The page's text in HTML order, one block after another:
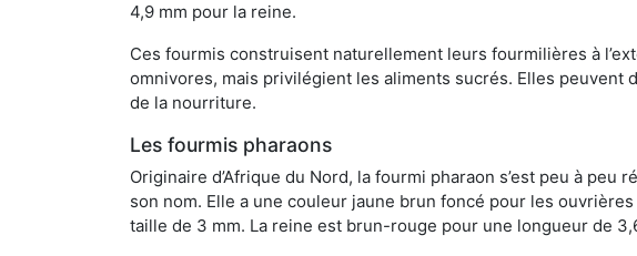
4,9 mm pour la reine.
Ces fourmis construisent naturellement leurs fourmilières à
omnivores, mais privilégient les aliments sucrés. Elles
de la nourriture.
Les fourmis pharaons
Originaire d’Afrique du Nord, la fourmi pharaon s’est peu à
son nom. Elle a une couleur jaune brun foncé pour les
taille de 3 mm. La reine est brun-rouge pour une longueur de